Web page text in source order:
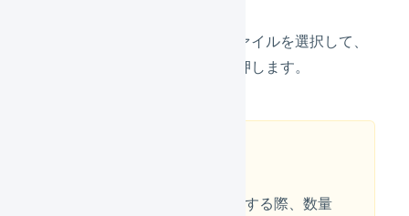
インポート形式とファイルを選択して、
」を押します。
送り状番号をアップロードする際、数量